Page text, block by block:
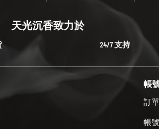
天光沉香致力於
24/7 支持
帳
訂單
帳號